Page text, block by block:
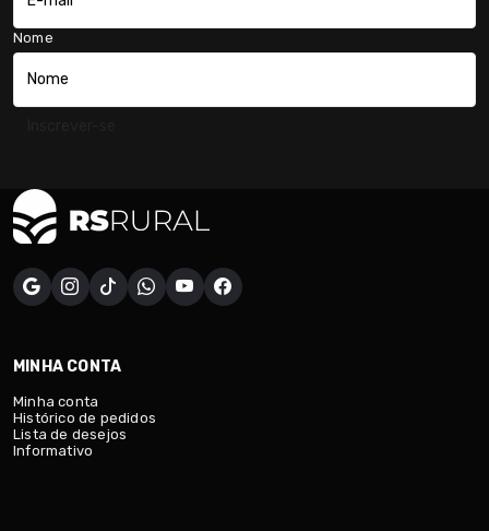
Nome
MINHA CONTA
Minha conta
Histórico de pedidos
Lista de desejos
Informativo